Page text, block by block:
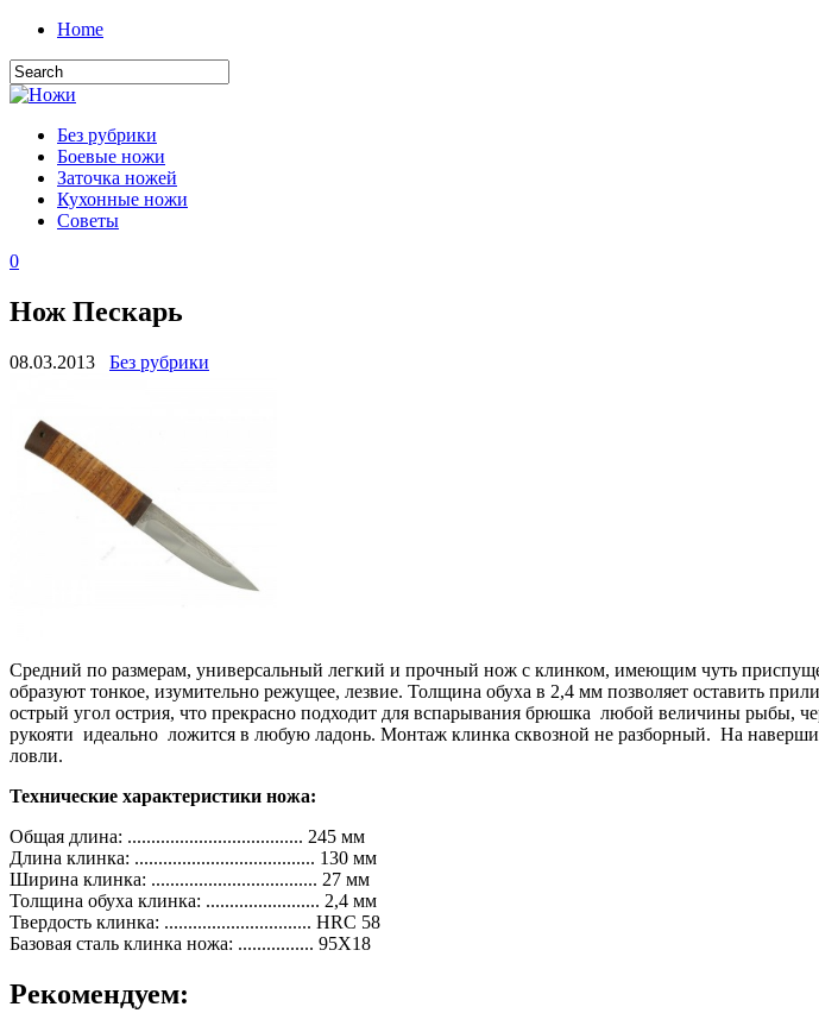
Home
Без рубрики
Боевые ножи
Заточка ножей
Кухонные ножи
Советы
0
Нож Пескарь
08.03.2013 Без рубрики
Средний по размерам, универсальный легкий и прочный нож с клинком, имеющим чуть
образуют тонкое, изумительно режущее, лезвие. Толщина обуха в 2,4 мм позволяет оставить
острый угол острия, что прекрасно подходит для вспарывания брюшка любой величины рыбы,
рукояти идеально ложится в любую ладонь. Монтаж клинка сквозной не разборный. На
ловли.
Технические характеристики ножа:
Общая длина: ..................................... 245 мм
Длина клинка: ...................................... 130 мм
Ширина клинка: ................................... 27 мм
Толщина обуха клинка: ........................ 2,4 мм
Твердость клинка: ............................... HRC 58
Базовая сталь клинка ножа: ................ 95Х18
Рекомендуем: